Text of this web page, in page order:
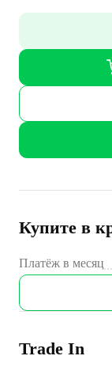
Купите в
Платёж в месяц
Trade In